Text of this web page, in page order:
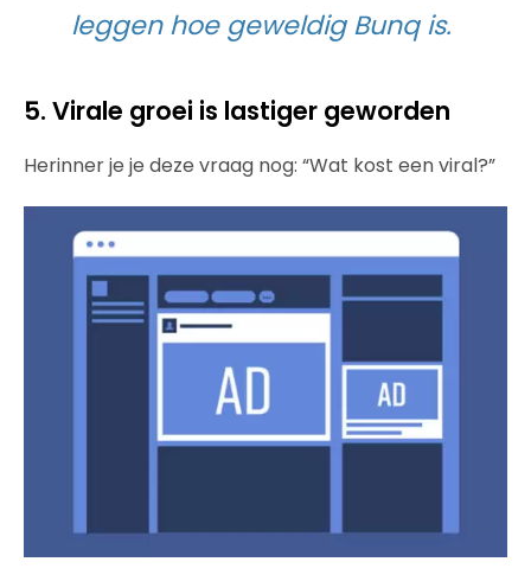
leggen hoe geweldig Bunq is.
5. Virale groei is lastiger geworden
Herinner je je deze vraag nog: “Wat kost een viral?”